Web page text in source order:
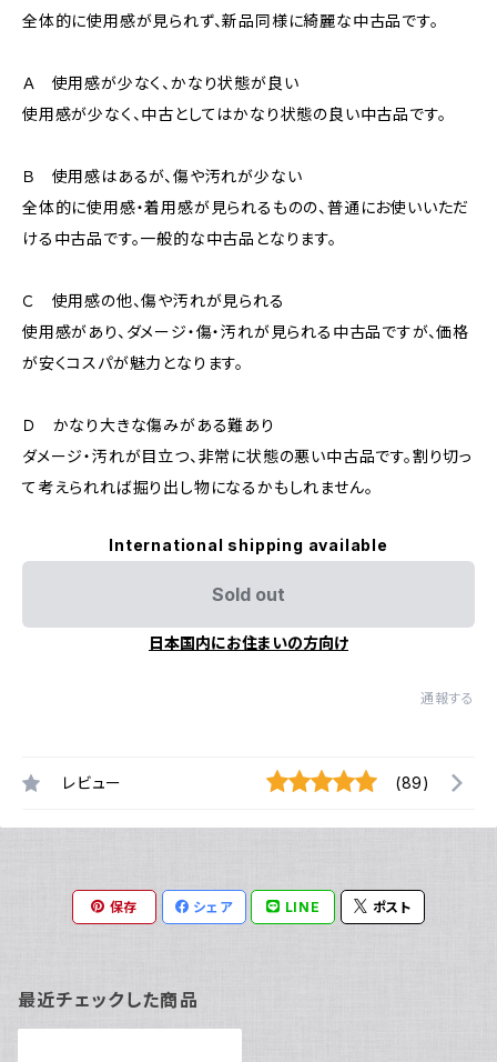
全体的に使用感が見られず、新品同様に綺麗な中古品です。
Ａ 使用感が少なく、かなり状態が良い
使用感が少なく、中古としてはかなり状態の良い中古品です。
Ｂ 使用感はあるが、傷や汚れが少ない
全体的に使用感・着用感が見られるものの、普通にお使いいただ
ける中古品です。一般的な中古品となります。
Ｃ 使用感の他、傷や汚れが見られる
使用感があり、ダメージ・傷・汚れが見られる中古品ですが、価格
が安くコスパが魅力となります。
Ｄ かなり大きな傷みがある難あり
ダメージ・汚れが目立つ、非常に状態の悪い中古品です。割り切っ
て考えられれば掘り出し物になるかもしれません。
International shipping available
Sold out
日本国内にお住まいの方向け
通報する
レビュー (89)
保存 シェア LINE ポスト
最近チェックした商品